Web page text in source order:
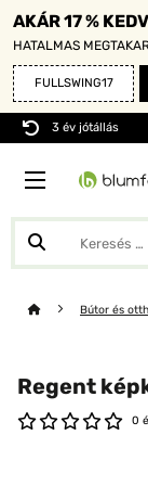
AKÁR 17 %
HATALMAS
FULLSWING17
3 év jótállás
Bútor és
Regent
0